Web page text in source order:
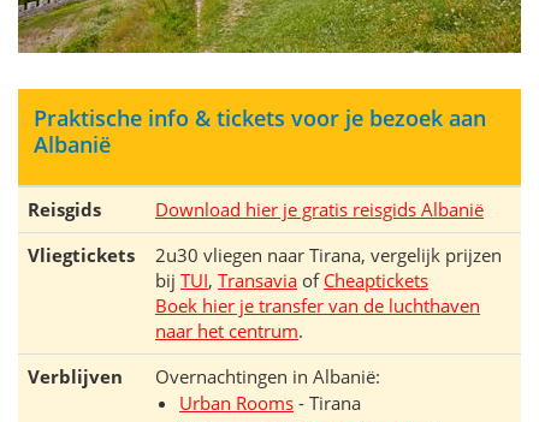
Praktische info & tickets voor je bezoek aan
Albanië
Reisgids
Download hier je gratis reisgids Albanië
Vliegtickets
2u30 vliegen naar Tirana, vergelijk prijzen
bij TUI, Transavia of Cheaptickets
Boek hier je transfer van de luchthaven
naar het centrum.
Verblijven
Overnachtingen in Albanië:
Urban Rooms - Tirana